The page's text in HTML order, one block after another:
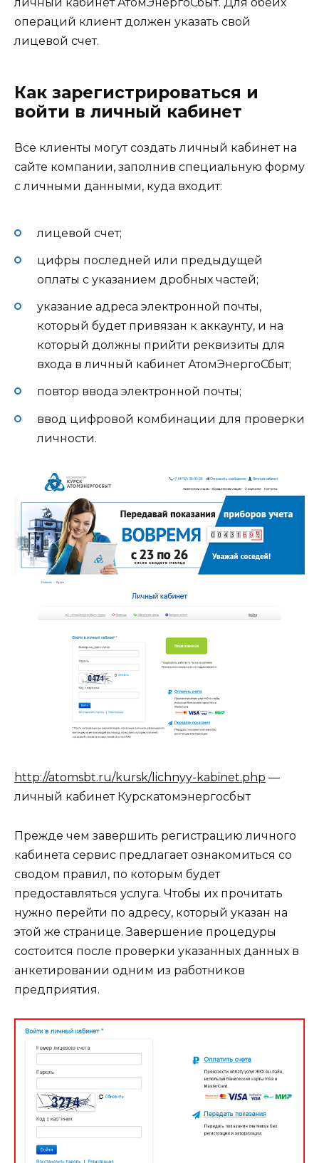
личный кабинет АтомЭнергоСбыт. Для обеих
операций клиент должен указать свой
лицевой счет.
Как зарегистрироваться и
войти в личный кабинет
Все клиенты могут создать личный кабинет на
сайте компании, заполнив специальную форму
с личными данными, куда входит:
лицевой счет;
цифры последней или предыдущей
оплаты с указанием дробных частей;
указание адреса электронной почты,
который будет привязан к аккаунту, и на
который должны прийти реквизиты для
входа в личный кабинет АтомЭнергоСбыт;
повтор ввода электронной почты;
ввод цифровой комбинации для проверки
личности.
http://atomsbt.ru/kursk/lichnyy-kabinet.php —
личный кабинет Курскатомэнергосбыт
Прежде чем завершить регистрацию личного
кабинета сервис предлагает ознакомиться со
сводом правил, по которым будет
предоставляться услуга. Чтобы их прочитать
нужно перейти по адресу, который указан на
этой же странице. Завершение процедуры
состоится после проверки указанных данных в
анкетировании одним из работников
предприятия.